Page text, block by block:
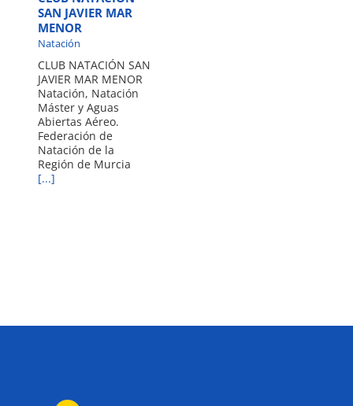
SAN JAVIER MAR
MENOR
Natación
CLUB NATACIÓN SAN
JAVIER MAR MENOR
Natación, Natación
Máster y Aguas
Abiertas Aéreo.
Federación de
Natación de la
Región de Murcia
[...]